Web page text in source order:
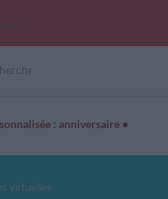
: anniversaire •
de naissance
virtuelles